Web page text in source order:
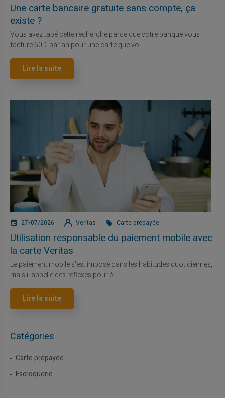
Une carte bancaire gratuite sans compte, ça
existe ?
Vous avez tapé cette recherche parce que votre banque vous
facture 50 € par an pour une carte que vo...
Lire la suite
27/07/2026 Veritas Carte prépayée
Utilisation responsable du paiement mobile avec
la carte Veritas
Le paiement mobile s'est imposé dans les habitudes quotidiennes,
mais il appelle des réflexes pour é...
Lire la suite
Catégories
Carte prépayée
Escroquerie